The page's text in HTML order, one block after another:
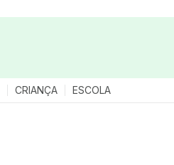
CRIANÇA ESCOLA